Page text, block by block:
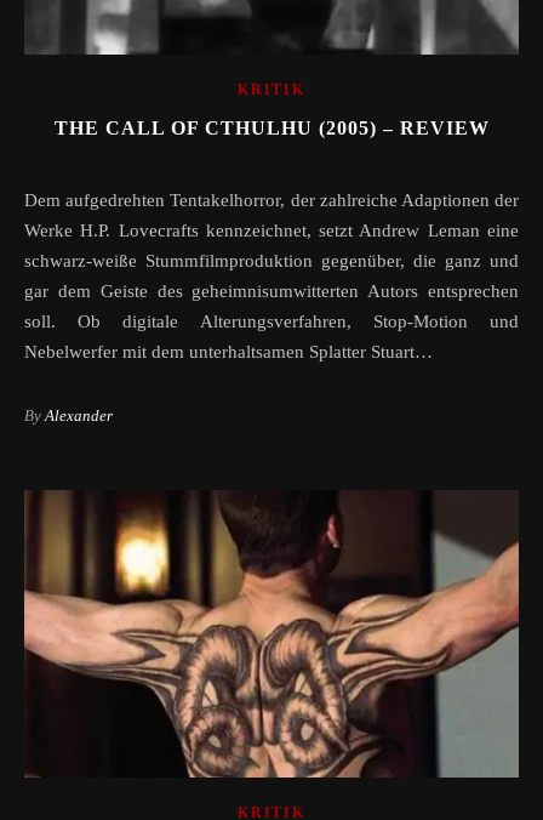
KRITIK
THE CALL OF CTHULHU (2005) – REVIEW
Dem aufgedrehten Tentakelhorror, der zahlreiche Adaptionen der
Werke H.P. Lovecrafts kennzeichnet, setzt Andrew Leman eine
schwarz-weiße Stummfilmproduktion gegenüber, die ganz und
gar dem Geiste des geheimnisumwitterten Autors entsprechen
soll. Ob digitale Alterungsverfahren, Stop-Motion und
Nebelwerfer mit dem unterhaltsamen Splatter Stuart…
ByAlexander
KRITIK